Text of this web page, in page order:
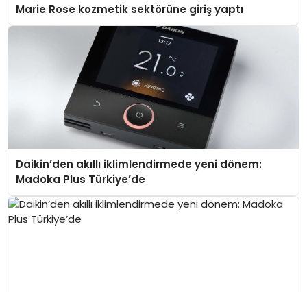
Marie Rose kozmetik sektörüne giriş yaptı
Daikin’den akıllı iklimlendirmede yeni dönem:
Madoka Plus Türkiye’de